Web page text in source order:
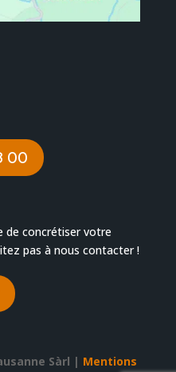
00
de concrétiser votre
pas à nous contacter !
Sàrl | Mentions